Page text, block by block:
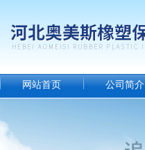
网站首页 公司简介